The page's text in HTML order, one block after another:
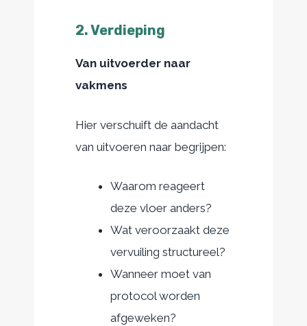
2. Verdieping
Van uitvoerder naar
vakmens
Hier verschuift de aandacht
van uitvoeren naar begrijpen:
Waarom reageert
deze vloer anders?
Wat veroorzaakt deze
vervuiling structureel?
Wanneer moet van
protocol worden
afgeweken?